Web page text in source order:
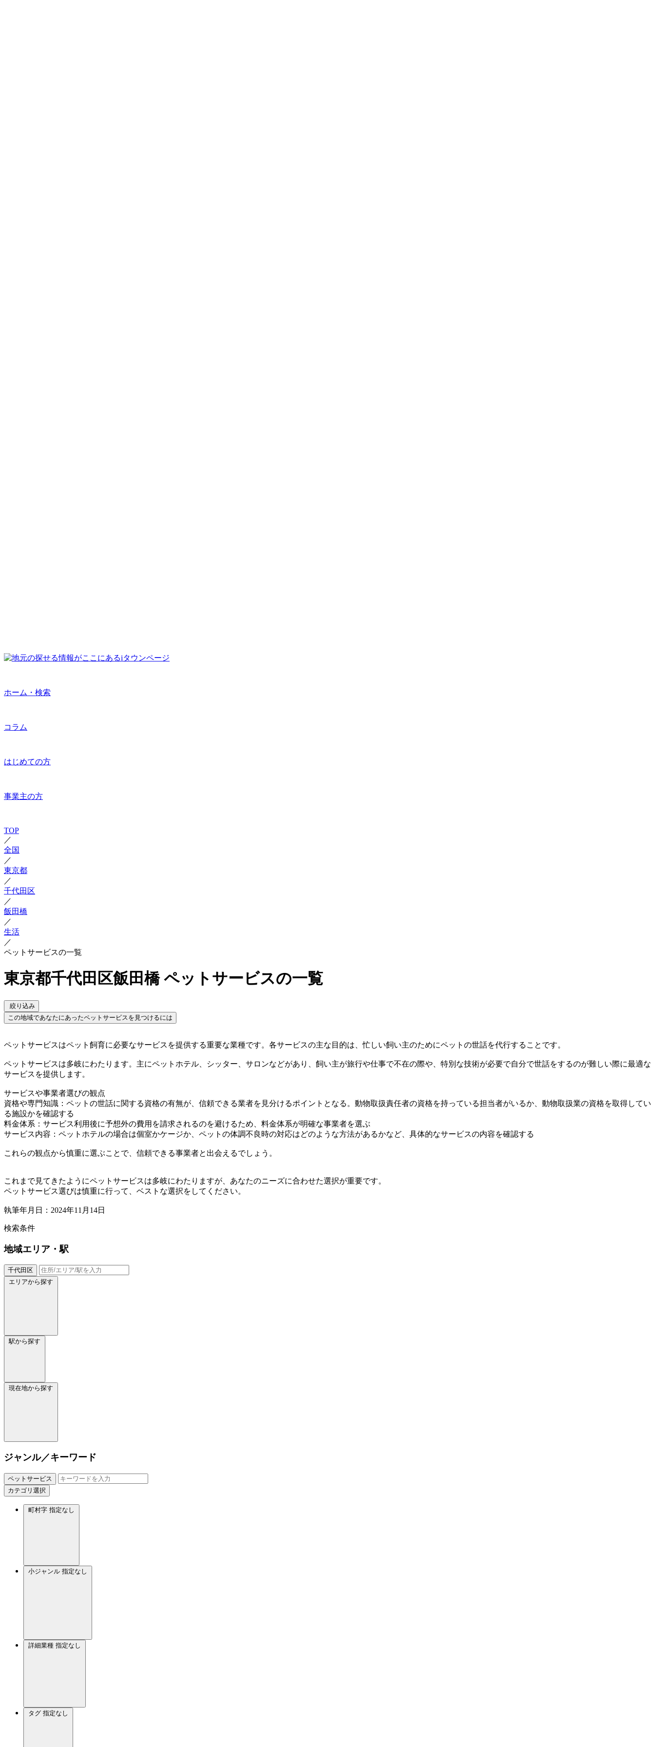
ホーム・検索
コラム
はじめての方
事業主の方
TOP
／
全国
／
東京都
／
千代田区
／
飯田橋
／
生活
／
ペットサービスの一覧
東京都千代田区飯田橋 ペットサービスの一覧
絞り込み
この地域であなたにあったペットサービスを見つけるには
ペットサービスはペット飼育に必要なサービスを提供する重要な業種です。各サービスの主な目的は、忙しい飼い主のためにペットの世話を代行することです。
ペットサービスは多岐にわたります。主にペットホテル、シッター、サロンなどがあり、飼い主が旅行や仕事で不在の際や、特別な技術が必要で自分で世話をするのが難しい際に最適な
サービスを提供します。
サービスや事業者選びの観点
資格や専門知識：ペットの世話に関する資格の有無が、信頼できる業者を見分けるポイントとなる。動物取扱責任者の資格を持っている担当者がいるか、動物取扱業の資格を取得してい
る施設かを確認する
料金体系：サービス利用後に予想外の費用を請求されるのを避けるため、料金体系が明確な事業者を選ぶ
サービス内容：ペットホテルの場合は個室かケージか、ペットの体調不良時の対応はどのような方法があるかなど、具体的なサービスの内容を確認する
これらの観点から慎重に選ぶことで、信頼できる事業者と出会えるでしょう。
これまで見てきたようにペットサービスは多岐にわたりますが、あなたのニーズに合わせた選択が重要です。
ペットサービス選びは慎重に行って、ベストな選択をしてください。
執筆年月日：2024年11月14日
検索条件
地域エリア・駅
千代田区
エリアから探す
駅から探す
現在地から探す
ジャンル／キーワード
ペットサービス
カテゴリ選択
町村字 指定なし
小ジャンル 指定なし
詳細業種 指定なし
タグ 指定なし